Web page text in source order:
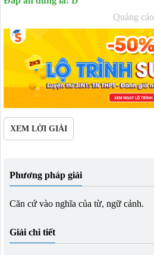
Quảng cáo
XEM LỜI GIẢI
Phương pháp giải
Căn cứ vào nghĩa của từ, ngữ cảnh.
Giải chi tiết